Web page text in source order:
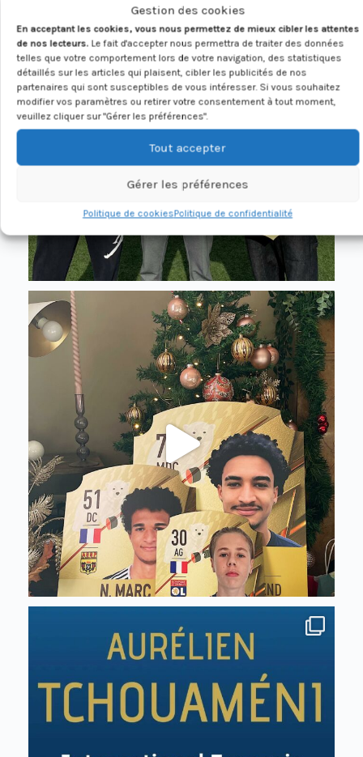
Gestion des cookies
En acceptant les cookies, vous nous permettez de mieux cibler les attentes
de nos lecteurs. Le fait d'accepter nous permettra de traiter des données
telles que votre comportement lors de votre navigation, des statistiques
détaillés sur les articles qui plaisent, cibler les publicités de nos
partenaires qui sont susceptibles de vous intéresser. Si vous souhaitez
modifier vos paramètres ou retirer votre consentement à tout moment,
veuillez cliquer sur "Gérer les préférences".
Tout accepter
Gérer les préférences
Politique de cookiesPolitique de confidentialité